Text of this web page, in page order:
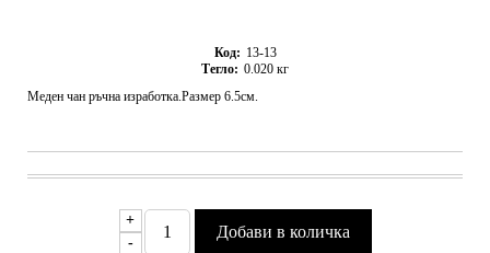
Код: 13-13
Тегло: 0.020 кг
Меден чан ръчна изработка.Размер 6.5см.
+
-